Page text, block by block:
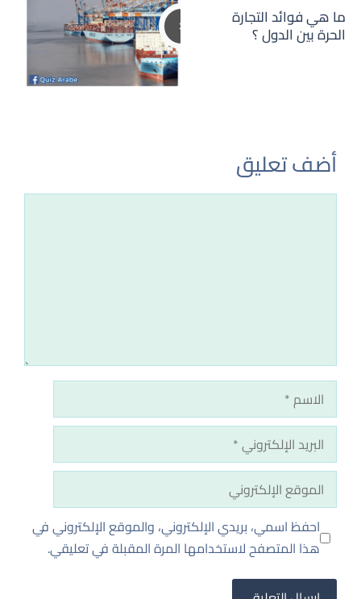
ما هي فوائد التجارة
الحرة بين الدول ؟
أضف تعليق
الاسم
البريد
الإلكتروني
الموقع
الإلكتروني
احفظ اسمي، بريدي الإلكتروني، والموقع الإلكتروني في
هذا المتصفح لاستخدامها المرة المقبلة في تعليقي.